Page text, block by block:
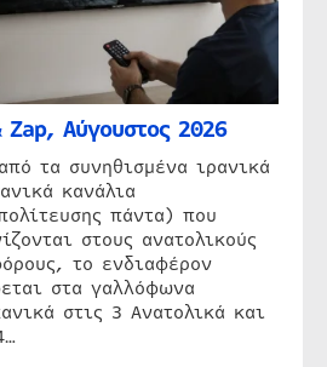
Αύγουστος 2026
τα συνηθισμένα ιρανικά
κανάλια
πάντα) που
στους ανατολικούς
το ενδιαφέρον
στα γαλλόφωνα
στις 3 Ανατολικά και